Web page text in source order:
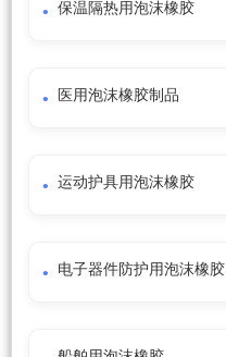
保温隔热用泡沫橡胶
医用泡沫橡胶制品
运动护具用泡沫橡胶
电子器件防护用泡沫橡胶